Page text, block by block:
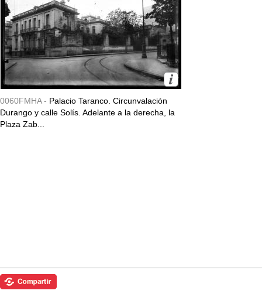
0060FMHA - Palacio Taranco. Circunvalación
Durango y calle Solís. Adelante a la derecha, la
Plaza Zab...